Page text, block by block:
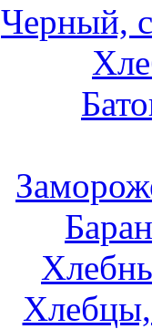
Черный,
Хлебцы,